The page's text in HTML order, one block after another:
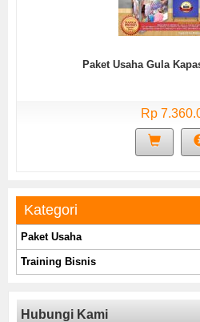
Paket Usaha Gula
Rp
Kategori
Paket Usaha
Training Bisnis
Hubungi Kami